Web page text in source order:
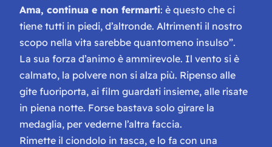
Ama, continua e non fermarti: è questo che ci
tiene tutti in piedi, d’altronde. Altrimenti il nostro
scopo nella vita sarebbe quantomeno insulso”.
La sua forza d’animo è ammirevole. Il vento si è
calmato, la polvere non si alza più. Ripenso alle
gite fuoriporta, ai film guardati insieme, alle risate
in piena notte. Forse bastava solo girare la
medaglia, per vederne l’altra faccia.
Rimette il ciondolo in tasca, e lo fa con una